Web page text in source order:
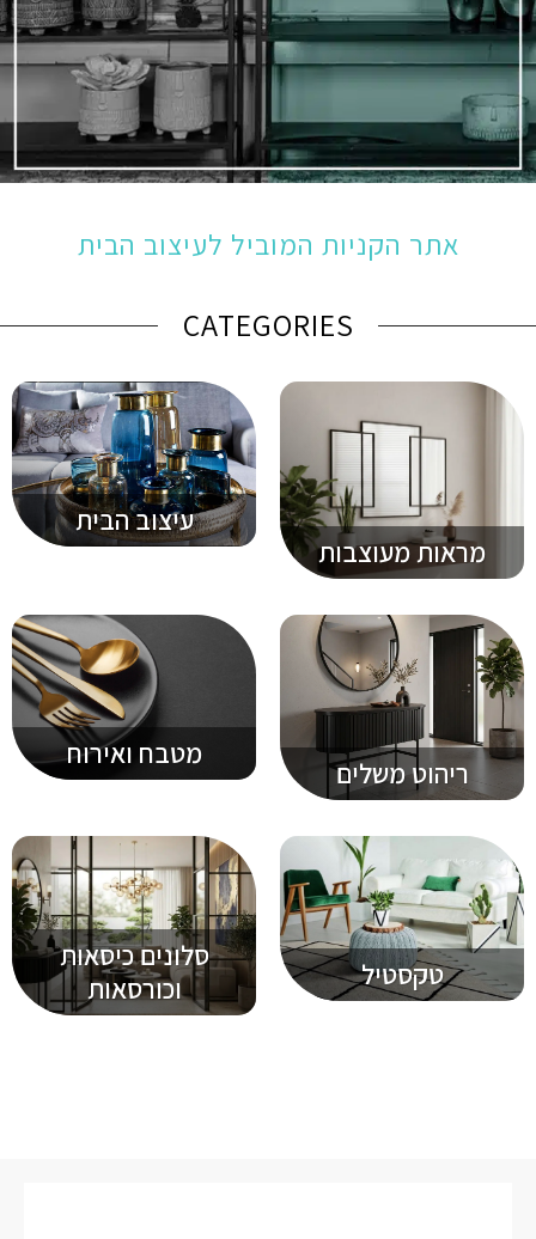
אתר הקניות המוביל לעיצוב הבית
CATEGORIES
עיצוב הבית
מראות מעוצבות
מטבח ואירוח
ריהוט משלים
סלונים כיסאות
וכורסאות
טקסטיל